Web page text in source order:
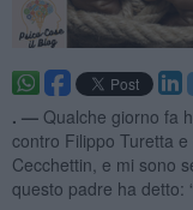
. — Qualche giorno fa
contro Filippo Turetta
Cecchettin, e mi sono
questo padre ha detto: